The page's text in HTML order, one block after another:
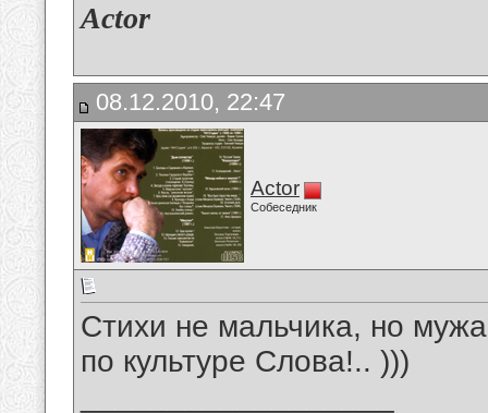
Actor
08.12.2010, 22:47
Actor
Собеседник
Стихи не мальчика, но
по культуре Слова!.. )))